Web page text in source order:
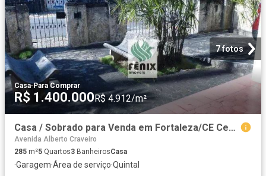
7 fotos
Casa·Para Comprar
R$ 1.400.000R$ 4.912/m²
Casa / Sobrado para Venda em Fortaleza/CE Centro 5 Quartos
Avenida Alberto Craveiro
285 m²5 Quartos3 BanheirosCasa
·Garagem·Área de serviço·Quintal